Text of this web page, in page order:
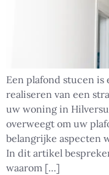
Een plafond stucen is
realiseren van een
uw woning in
overweegt om uw
belangrijke aspecten
In dit artikel
waarom […]